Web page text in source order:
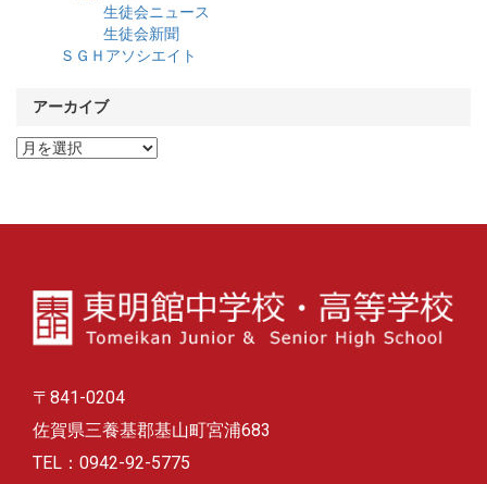
生徒会ニュース
生徒会新聞
ＳＧＨアソシエイト
アーカイブ
ア
〒841-0204
佐賀県三養基郡基山町宮浦683
TEL：0942-92-5775